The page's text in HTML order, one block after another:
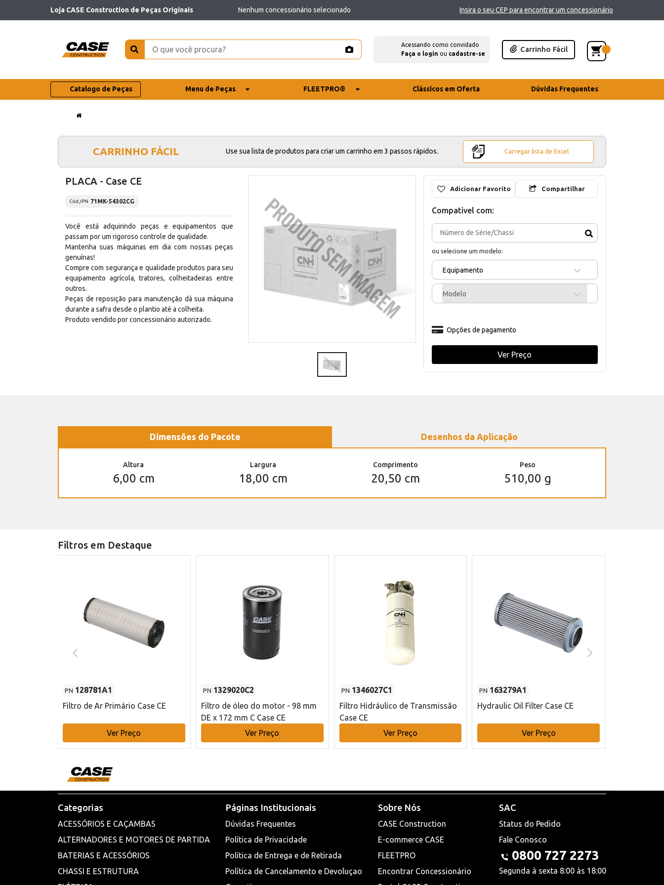
Loja CASE Construction de Peças Originais Nenhum concessionário selecionado Insira o seu CEP para encontrar um concessionário
Acessando como convidado
Faça o login ou cadastre-se
Carrinho Fácil
Catalogo de Peças Menu de Peças FLEETPRO® Clássicos em Oferta Dúvidas Frequentes
CARRINHO FÁCIL Use sua lista de produtos para criar um carrinho em 3 passos rápidos. Carregar lista de Excel
PLACA - Case CE
Cód./PN 71MK-54302CG
Você está adquirindo peças e equipamentos que
passam por um rigoroso controle de qualidade.
Mantenha suas máquinas em dia com nossas peças
genuínas!
Compre com segurança e qualidade produtos para seu
equipamento agrícola, tratores, colheitadeiras entre
outros.
Peças de reposição para manutenção dá sua máquina
durante a safra desde o plantio até a colheita.
Produto vendido por concessionário autorizado.
Adicionar Favorito Compartilhar
Compativel com:
ou selecione um modelo:
Equipamento
Modelo
Opções de pagamento
Ver Preço
Dimensões do Pacote Desenhos da Aplicação
Altura
6,00 cm
Largura
18,00 cm
Comprimento
20,50 cm
Peso
510,00 g
Filtros em Destaque
PN 128781A1
Filtro de Ar Primário Case CE
Ver Preço
PN 1329020C2
Filtro de óleo do motor - 98 mm
DE x 172 mm C Case CE
Ver Preço
PN 1346027C1
Filtro Hidráulico de Transmissão
Case CE
Ver Preço
PN 163279A1
Hydraulic Oil Filter Case CE
Ver Preço
Categorias
ACESSÓRIOS E CAÇAMBAS
ALTERNADORES E MOTORES DE PARTIDA
BATERIAS E ACESSÓRIOS
CHASSI E ESTRUTURA
Páginas Institucionais
Dúvidas Frequentes
Política de Privacidade
Política de Entrega e de Retirada
Política de Cancelamento e Devoluçao
Sobre Nós
CASE Construction
E-commerce CASE
FLEETPRO
Encontrar Concessionário
SAC
Status do Pedido
Fale Conosco
0800 727 2273
Segunda à sexta 8:00 às 18:00